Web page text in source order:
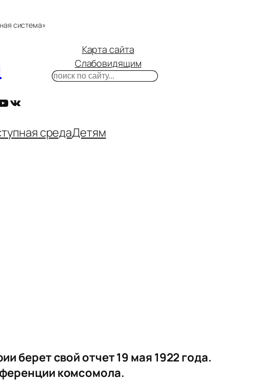
система»
ВКонтакте
Карта сайта
Слабовидящим
Поиск
средаДетям
берет свой отчет 19 мая 1922 года.
комсомола.